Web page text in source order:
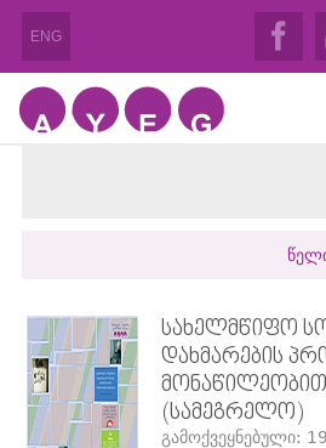
ENG
ᲡᲐᲮᲔᲚᲛᲬᲘᲤᲝ
ᲓᲐᲮᲛᲐᲠᲔᲑᲘᲡ
(ᲡᲐᲛᲔᲒᲠᲔᲚᲝ)
გამოქვეყნებული: